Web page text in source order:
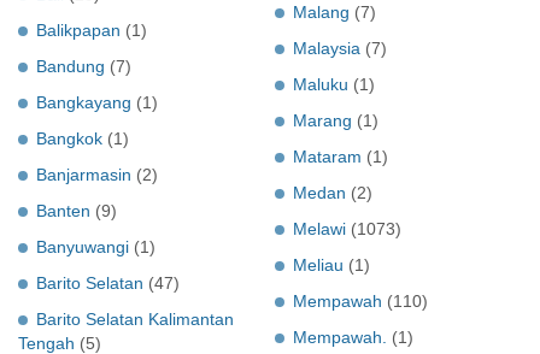
Balikpapan (1)
Bandung (7)
Bangkayang (1)
Bangkok (1)
Banjarmasin (2)
Banten (9)
Banyuwangi (1)
Barito Selatan (47)
Barito Selatan Kalimantan
Tengah (5)
Malang (7)
Malaysia (7)
Maluku (1)
Marang (1)
Mataram (1)
Medan (2)
Melawi (1073)
Meliau (1)
Mempawah (110)
Mempawah.
(1)